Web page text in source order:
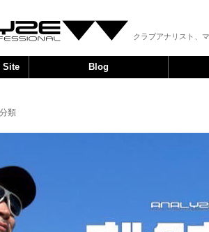
クラブアナリスト、
Site Blog
類